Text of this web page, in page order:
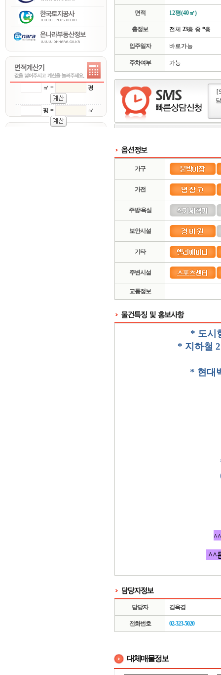
㎡ = 평
평 = ㎡
면적 12평(40㎡)
층정보 전체 23층 중 *층
입주일자 바로가능
주차여부 가능
가구
가전
주방/욕실
보안시설
기타
주변시설
교통정보
* 도시
* 지하철 2
* 현대
^^
담당자 김옥경
전화번호 02-323-5020
대체매물정보